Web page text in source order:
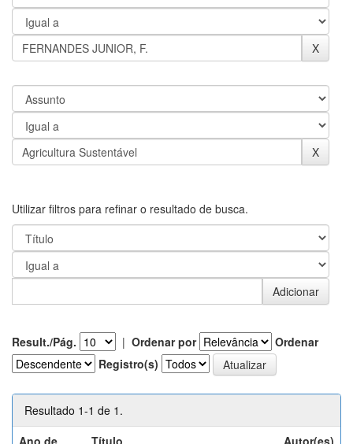
Utilizar filtros para refinar o resultado de busca.
Result./Pág. | Ordenar por
Ordenar
Registro(s)
Resultado 1-1 de 1.
Ano de
Título Autor(es)